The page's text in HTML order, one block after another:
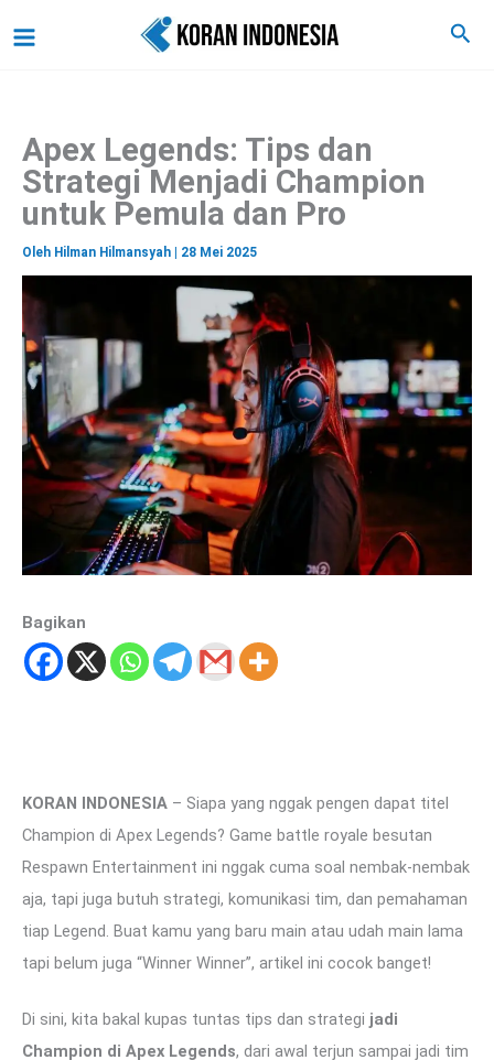
ke
Cari
Apex Legends: Tips dan
Strategi Menjadi Champion
untuk Pemula dan Pro
Oleh Hilman Hilmansyah 28 Mei 2025
Bagikan
KORAN INDONESIA – Siapa yang nggak pengen dapat titel
Champion di Apex Legends? Game battle royale besutan
Respawn Entertainment ini nggak cuma soal nembak-nembak
aja, tapi juga butuh strategi, komunikasi tim, dan pemahaman
tiap Legend. Buat kamu yang baru main atau udah main lama
tapi belum juga “Winner Winner”, artikel ini cocok banget!
Di sini, kita bakal kupas tuntas tips dan strategi jadi
Champion di Apex Legends, dari awal terjun sampai jadi tim
a